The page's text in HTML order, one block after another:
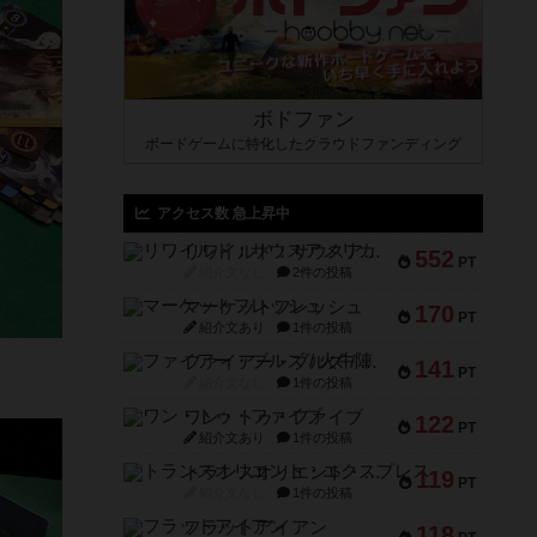
ボドファン
ボードゲームに特化したクラウドファンディング
アクセス数 急上昇中
552 PT
リワイルド：サウスアメリカ
2件の投稿
170 PT
マーケットフレッシュ
紹介文あり 1件の投稿
141 PT
ファイアー・ブルズ / 火牛陣
1件の投稿
122 PT
ワン・トゥ・ファイブ
紹介文あり 1件の投稿
119 PT
トランスオリエント・エクスプレス
1件の投稿
フラットアイアン